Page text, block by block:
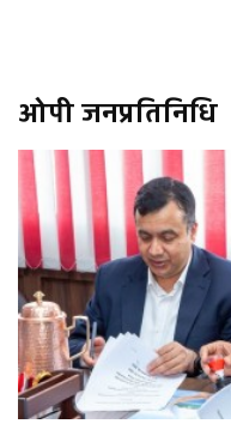
ओपी जनप्रतिनिधि